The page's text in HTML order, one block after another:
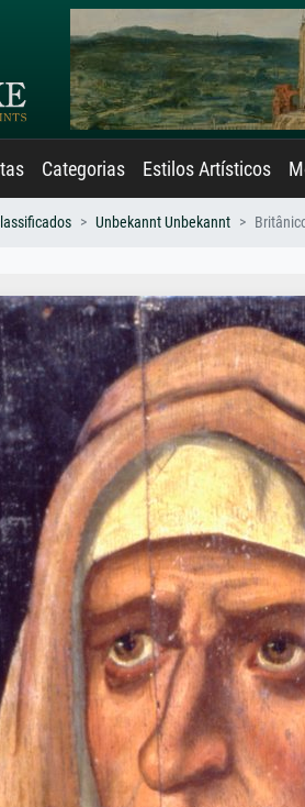
Categorias Estilos Artísticos
Unbekannt Unbekannt